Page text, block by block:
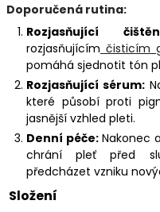
Doporučená rutina:
Rozjasňující
rozjasňujícím čisticím
pomáhá sjednotit tón
Rozjasňující sérum:
které působí proti
jasnější vzhled pleti.
Denní péče:Nakonec
chrání pleť před
předcházet vzniku
Složení